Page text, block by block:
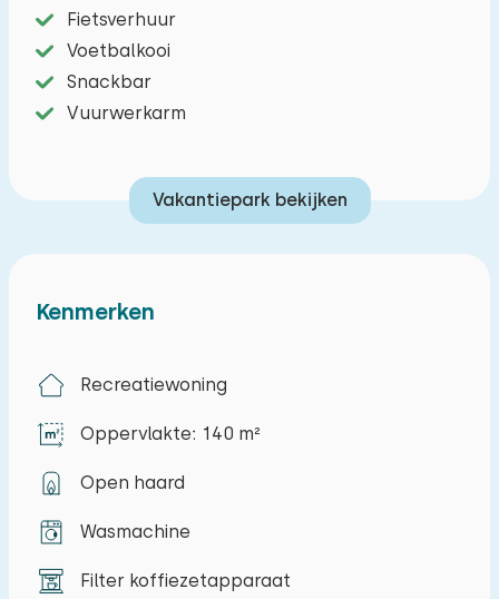
Kenmerken
Recreatiewoning
Oppervlakte: 140 m²
Open haard
Wasmachine
Filter koffiezetapparaat
Fietsverhuur
Voetbalkooi
Snackbar
Vuurwerkarm
Vakantiepark bekijken